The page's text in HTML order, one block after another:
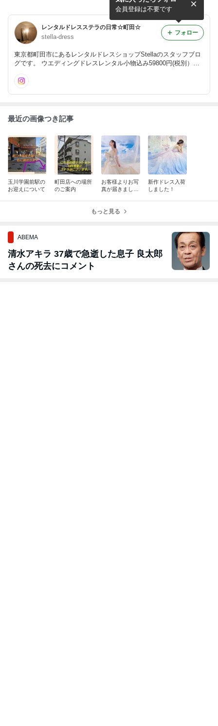
レンタルドレスステラの日常☆町田☆
stella-dress
東京都町田市にあるレンタルドレスショップStellaのスタッフブロ
グです。 ウエディングドレスレンタル小物込み59800円(税別）～
小物など☆各種取り揃えております☆
会員登録は不要です
フォロー
最近の画像つき記事
玉川学園前駅の
お迎えについて
町田店への場所
のご案内
お客様よりお写
真が届きました
新作ドレス入荷
しました！
もっと見る
ABEMA
清水アキラ 37歳で急逝した息子 良太郎
さんの死去にコメント